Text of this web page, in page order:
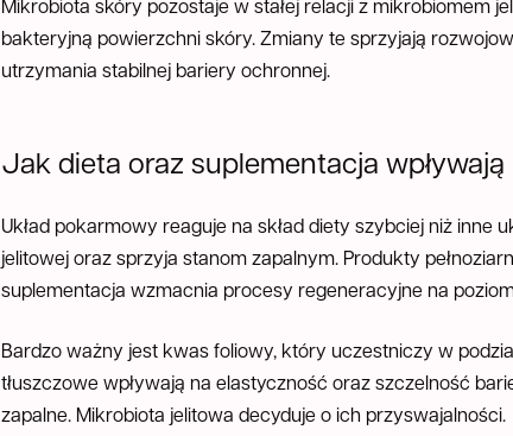
Mikrobiota skóry pozostaje w stałej relacji z mikrobiomem
bakteryjną powierzchni skóry. Zmiany te sprzyjają
utrzymania stabilnej bariery ochronnej.
Jak dieta oraz suplementacja
Układ pokarmowy reaguje na skład diety szybciej niż inne
jelitowej oraz sprzyja stanom zapalnym. Produkty
suplementacja wzmacnia procesy regeneracyjne na
Bardzo ważny jest kwas foliowy, który uczestniczy w
tłuszczowe wpływają na elastyczność oraz szczelność
zapalne. Mikrobiota jelitowa decyduje o ich przyswajalności.